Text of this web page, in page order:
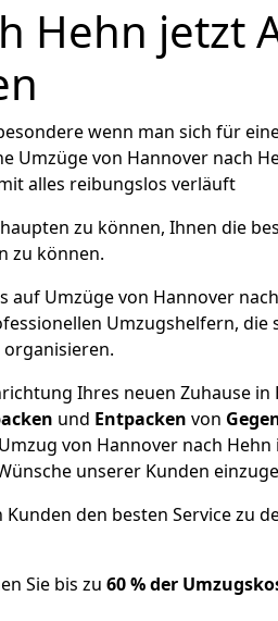
Hehn jetzt
wenn man sich für
Umzüge von Hannover nach
alles reibungslos verläuft
zu können, Ihnen die
zu können.
auf Umzüge von Hannover
Umzugshelfern, die
organisieren.
Ihres neuen Zuhause in
und Entpacken von
von Hannover nach
unserer Kunden
den besten Service zu
Sie bis zu 60 % der